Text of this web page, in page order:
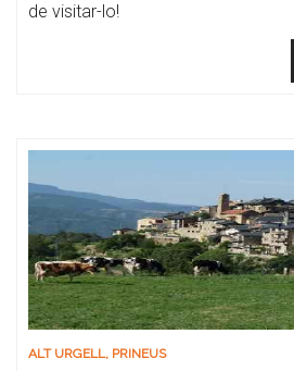
de visitar-lo!
ALT URGELL, PRINEUS